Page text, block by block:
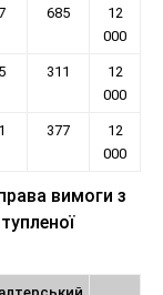
685
12
000
311
12
000
377
12
000
вимоги з